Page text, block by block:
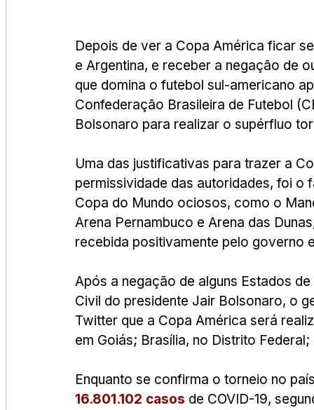
Depois de ver a Copa América ficar
e Argentina, e receber a negação de
que domina o futebol sul-americano
Confederação Brasileira de Futebol
Bolsonaro para realizar o supérfluo
Uma das justificativas para trazer a
permissividade das autoridades, foi o
Copa do Mundo ociosos, como o
Arena Pernambuco e Arena das
recebida positivamente pelo governo
Após a negação de alguns Estados
Civil do presidente Jair Bolsonaro, o
Twitter que a Copa América será
em Goiás; Brasília, no Distrito
Enquanto se confirma o torneio no
16.801.102 casos de COVID-19,